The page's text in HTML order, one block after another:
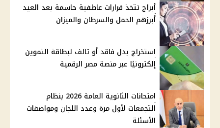
أبراج تتخذ قرارات عاطفية حاسمة بعد العيد
أبرزهم الحمل والسرطان والميزان
استخراج بدل فاقد أو تالف لبطاقة التموين
إلكترونيًا عبر منصة مصر الرقمية
امتحانات الثانوية العامة 2026 بنظام
التجمعات لأول مرة وعدد اللجان ومواصفات
الأسئلة